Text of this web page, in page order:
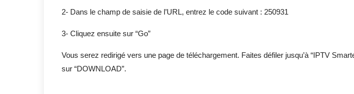
2- Dans le champ de saisie de l’URL, entrez le code suivant : 250931
3- Cliquez ensuite sur “Go”
Vous serez redirigé vers une page de téléchargement. Faites défiler jusqu’à “IPTV
sur “DOWNLOAD”.